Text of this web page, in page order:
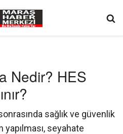
Nedir? HES
sağlık ve güvenlik
yapılması, seyahate